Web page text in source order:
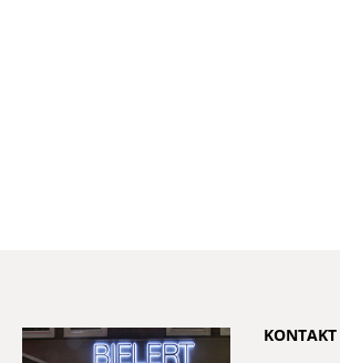
KONTAKT